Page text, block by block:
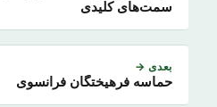
سمت‌های کلیدی
بعدی →
حماسه فرهیختگان فرانسوی